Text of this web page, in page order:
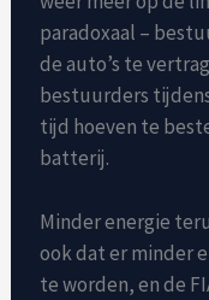
paradoxaal –
de auto’s te
bestuurders
tijd hoeven te
batterij.
Minder energie
ook dat er minder
te worden, en de